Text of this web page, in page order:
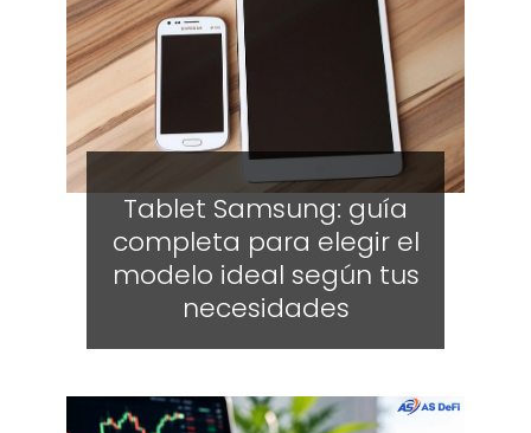
Tablet Samsung: guía
completa para elegir el
modelo ideal según tus
necesidades